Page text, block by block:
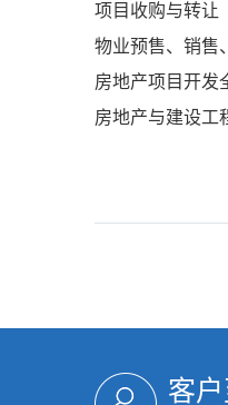
项目收购与转让
物业预售、销售
房地产项目开发
房地产与建设工
客